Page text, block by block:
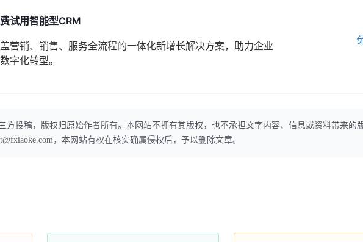
试用智能型CRM
营销、销售、服务全流程的一体化新增长解决方案，助力企业
字化转型。
方投稿，版权归原始作者所有。本网站不拥有其版权，也不承担文字内容、信息或资料带来的
，本网站有权在核实确属侵权后，予以删除文章。